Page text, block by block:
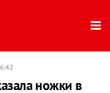
ножки в